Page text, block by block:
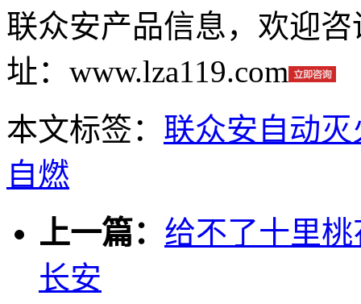
联众安产品信息，欢迎咨
址：www.lza119.com
本文标签： 联众安自动
自燃
上一篇： 给不了十里
长安